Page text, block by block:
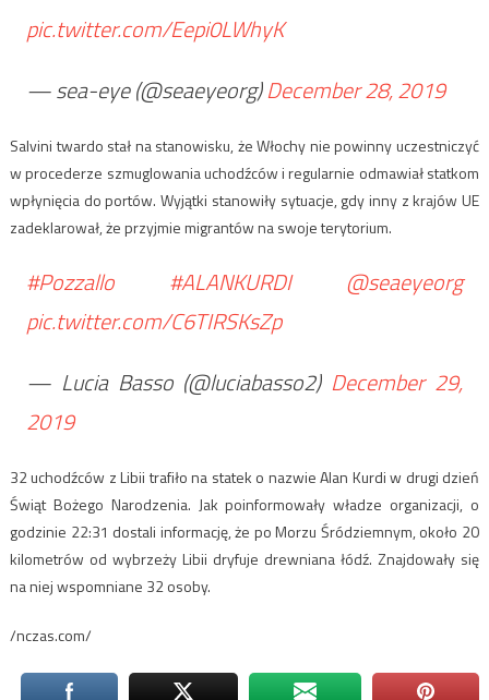
pic.twitter.com/Eepi0LWhyK
— sea-eye (@seaeyeorg)December 28, 2019
Salvini twardo stał na stanowisku, że Włochy nie powinny uczestniczyć
w procederze szmuglowania uchodźców i regularnie odmawiał statkom
wpłynięcia do portów. Wyjątki stanowiły sytuacje, gdy inny z krajów UE
zadeklarował, że przyjmie migrantów na swoje terytorium.
#Pozzallo #ALANKURDI
@seaeyeorg
pic.twitter.com/C6TIRSKsZp
— Lucia Basso (@luciabasso2) December 29,
2019
32 uchodźców z Libii trafiło na statek o nazwie Alan Kurdi w drugi dzień
Świąt Bożego Narodzenia. Jak poinformowały władze organizacji, o
godzinie 22:31 dostali informację, że po Morzu Śródziemnym, około 20
kilometrów od wybrzeży Libii dryfuje drewniana łódź. Znajdowały się
na niej wspomniane 32 osoby.
/nczas.com/